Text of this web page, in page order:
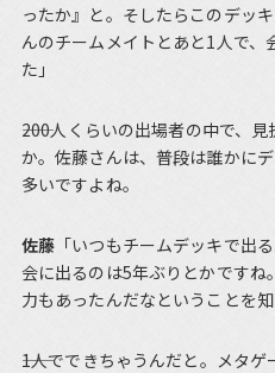
ったか』と。そしたらこのデッ
んのチームメイトとあと1人で、
た」
――200人くらいの出場者の中で、
か。佐藤さんは、普段は誰かに
多いですよね。
佐藤 「いつもチームデッキで出
会に出るのは5年ぶりとかです
力もあったんだなということを
――1人でできちゃうんだと。メタ